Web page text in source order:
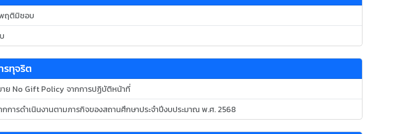
พฤติมิชอบ
รทุจริต
าย No Gift Policy จากการปฏิบัติหน้าที่
กการดำเนินงานตามภารกิจของสถานศึกษาประจำปีงบประมาณ พ.ศ. 2568